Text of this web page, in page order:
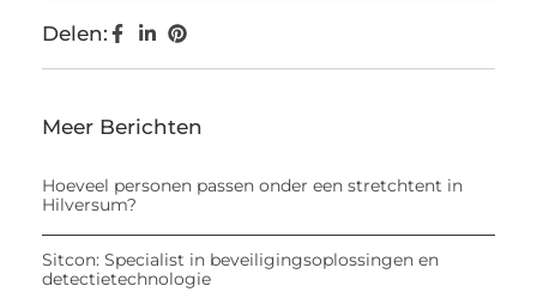
Delen:
Meer Berichten
Hoeveel personen passen onder een stretchtent in
Hilversum?
Sitcon: Specialist in beveiligingsoplossingen en
detectietechnologie